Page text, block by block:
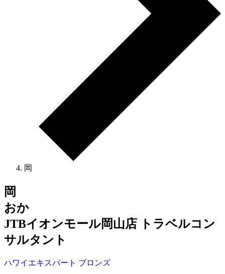
岡
岡
おか
JTBイオンモール岡山店 トラベルコン
サルタント
ハワイ エキスパート ブロンズ